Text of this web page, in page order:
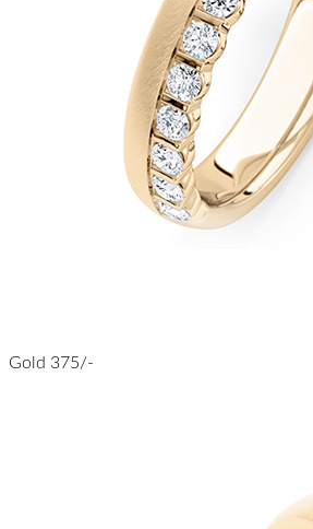
Gold 375/-